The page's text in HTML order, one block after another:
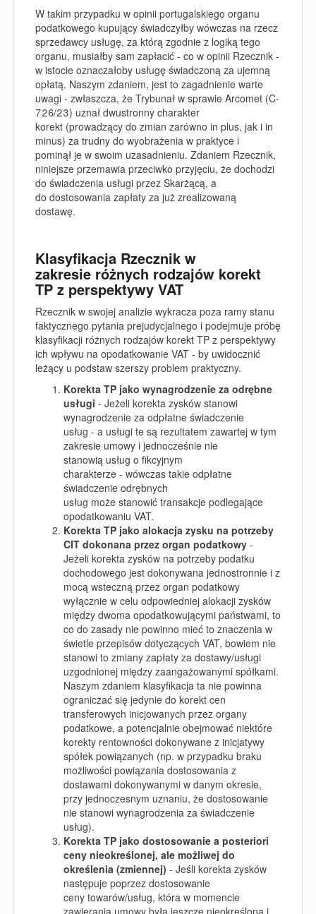
W takim przypadku w opinii portugalskiego organu
podatkowego kupujący świadczyłby wówczas na rzecz
sprzedawcy usługę, za którą zgodnie z logiką tego
organu, musiałby sam zapłacić - co w opinii Rzecznik -
w istocie oznaczałoby usługę świadczoną za ujemną
opłatą. Naszym zdaniem, jest to zagadnienie warte
uwagi - zwłaszcza, że Trybunał w sprawie Arcomet (C-
726/23) uznał dwustronny charakter
korekt (prowadzący do zmian zarówno in plus, jak i in
minus) za trudny do wyobrażenia w praktyce i
pominął je w swoim uzasadnieniu. Zdaniem Rzecznik,
niniejsze przemawia przeciwko przyjęciu, że dochodzi
do świadczenia usługi przez Skarżącą, a
do dostosowania zapłaty za już zrealizowaną
dostawę.
Klasyfikacja Rzecznik w
zakresie różnych rodzajów korekt
TP z perspektywy VAT
Rzecznik w swojej analizie wykracza poza ramy stanu
faktycznego pytania prejudycjalnego i podejmuje próbę
klasyfikacji różnych rodzajów korekt TP z perspektywy
ich wpływu na opodatkowanie VAT - by uwidocznić
leżący u podstaw szerszy problem praktyczny.
Korekta TP jako wynagrodzenie za odrębne
usługi - Jeżeli korekta zysków stanowi
wynagrodzenie za odpłatne świadczenie
usług - a usługi te są rezultatem zawartej w tym
zakresie umowy i jednocześnie nie
stanowią usług o fikcyjnym
charakterze - wówczas takie odpłatne
świadczenie odrębnych
usług może stanowić transakcje podlegające
opodatkowaniu VAT.
Korekta TP jako alokacja zysku na potrzeby
CIT dokonana przez organ podatkowy -
Jeżeli korekta zysków na potrzeby podatku
dochodowego jest dokonywana jednostronnie i z
mocą wsteczną przez organ podatkowy
wyłącznie w celu odpowiedniej alokacji zysków
między dwoma opodatkowującymi państwami, to
co do zasady nie powinno mieć to znaczenia w
świetle przepisów dotyczących VAT, bowiem nie
stanowi to zmiany zapłaty za dostawy/usługi
uzgodnionej między zaangażowanymi spółkami.
Naszym zdaniem klasyfikacja ta nie powinna
ograniczać się jedynie do korekt cen
transferowych inicjowanych przez organy
podatkowe, a potencjalnie obejmować niektóre
korekty rentowności dokonywane z inicjatywy
spółek powiązanych (np. w przypadku braku
możliwości powiązania dostosowania z
dostawami dokonywanymi w danym okresie,
przy jednoczesnym uznaniu, że dostosowanie
nie stanowi wynagrodzenia za świadczenie
usług).
Korekta TP jako dostosowanie a posteriori
ceny nieokreślonej, ale możliwej do
określenia (zmiennej) - Jeśli korekta zysków
następuje poprzez dostosowanie
ceny towarów/usług, która w momencie
zawierania umowy była jeszcze nieokreślona i